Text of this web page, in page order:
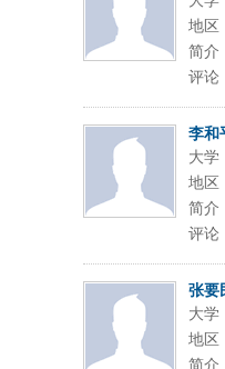
地区
简介
评论
李和
大学
地区
简介
评论
张要
大学
地区
简介